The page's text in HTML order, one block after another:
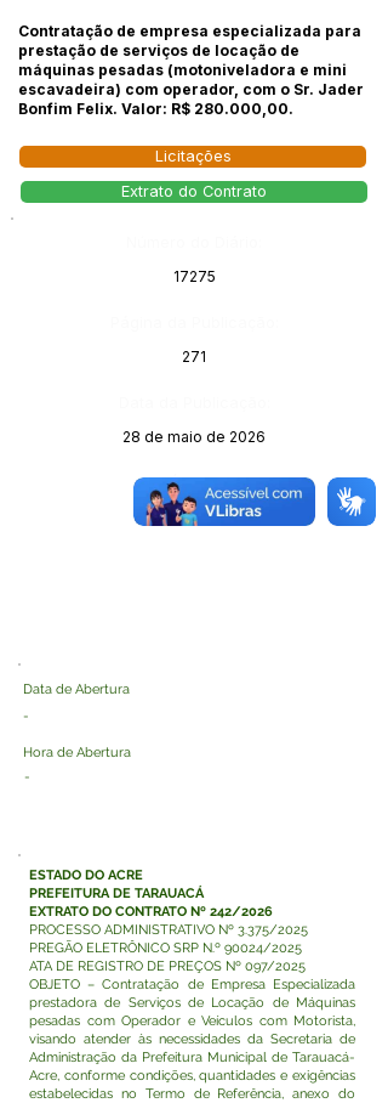
Contratação de empresa especializada para
prestação de serviços de locação de
máquinas pesadas (motoniveladora e mini
escavadeira) com operador, com o Sr. Jader
Bonfim Felix. Valor: R$ 280.000,00.
Licitações
Extrato do Contrato
17275
271
28 de maio de 2026
Órgão:
Data de Abertura
-
Hora de Abertura
-
ESTADO DO ACRE
PREFEITURA DE TARAUACÁ
EXTRATO DO CONTRATO Nº 242/2026
PROCESSO ADMINISTRATIVO Nº 3.375/2025
PREGÃO ELETRÔNICO SRP N.º 90024/2025
ATA DE REGISTRO DE PREÇOS Nº 097/2025
OBJETO – Contratação de Empresa Especializada
prestadora de Serviços de Locação de Máquinas
pesadas com Operador e Veículos com Motorista,
visando atender às necessidades da Secretaria de
Administração da Prefeitura Municipal de Tarauacá-
Acre, conforme condições, quantidades e exigências
estabelecidas no Termo de Referência, anexo do